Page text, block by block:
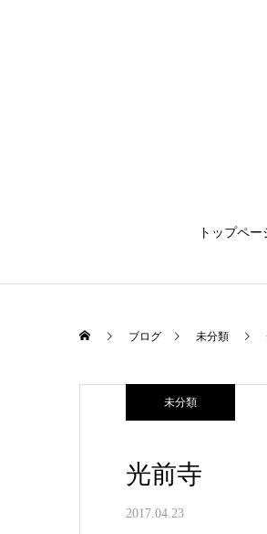
トップペー
ブログ 未分類
未分類
光前寺
2017.04.23